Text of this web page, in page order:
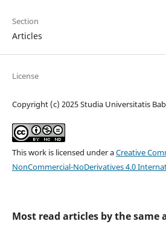
Section
Articles
License
Copyright (c) 2025 Studia Universitatis
This work is licensed under aCreative
NonCommercial-NoDerivatives 4.0
Most read articles by the same